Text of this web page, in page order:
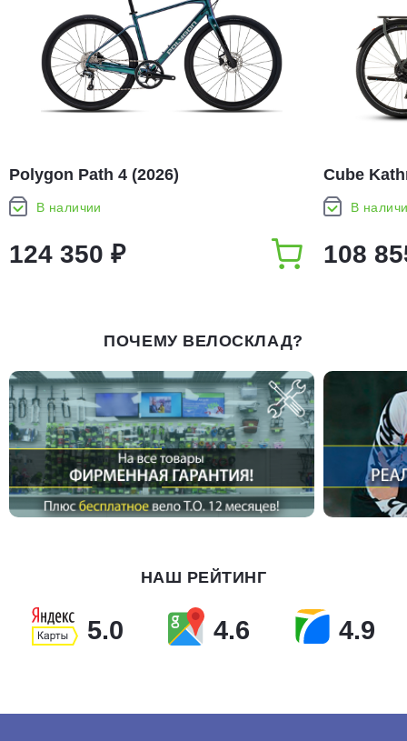
Polygon Path 4 (2026)
В наличии
124 350 ₽
Cube
В
108
ПОЧЕМУ ВЕЛОСКЛАД?
НАШ РЕЙТИНГ
5.0 4.6 4.9